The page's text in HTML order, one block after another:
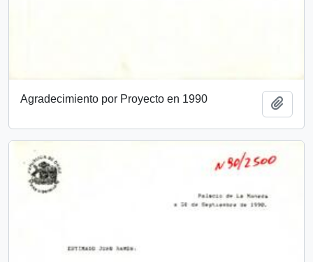
Agradecimiento por Proyecto en 1990